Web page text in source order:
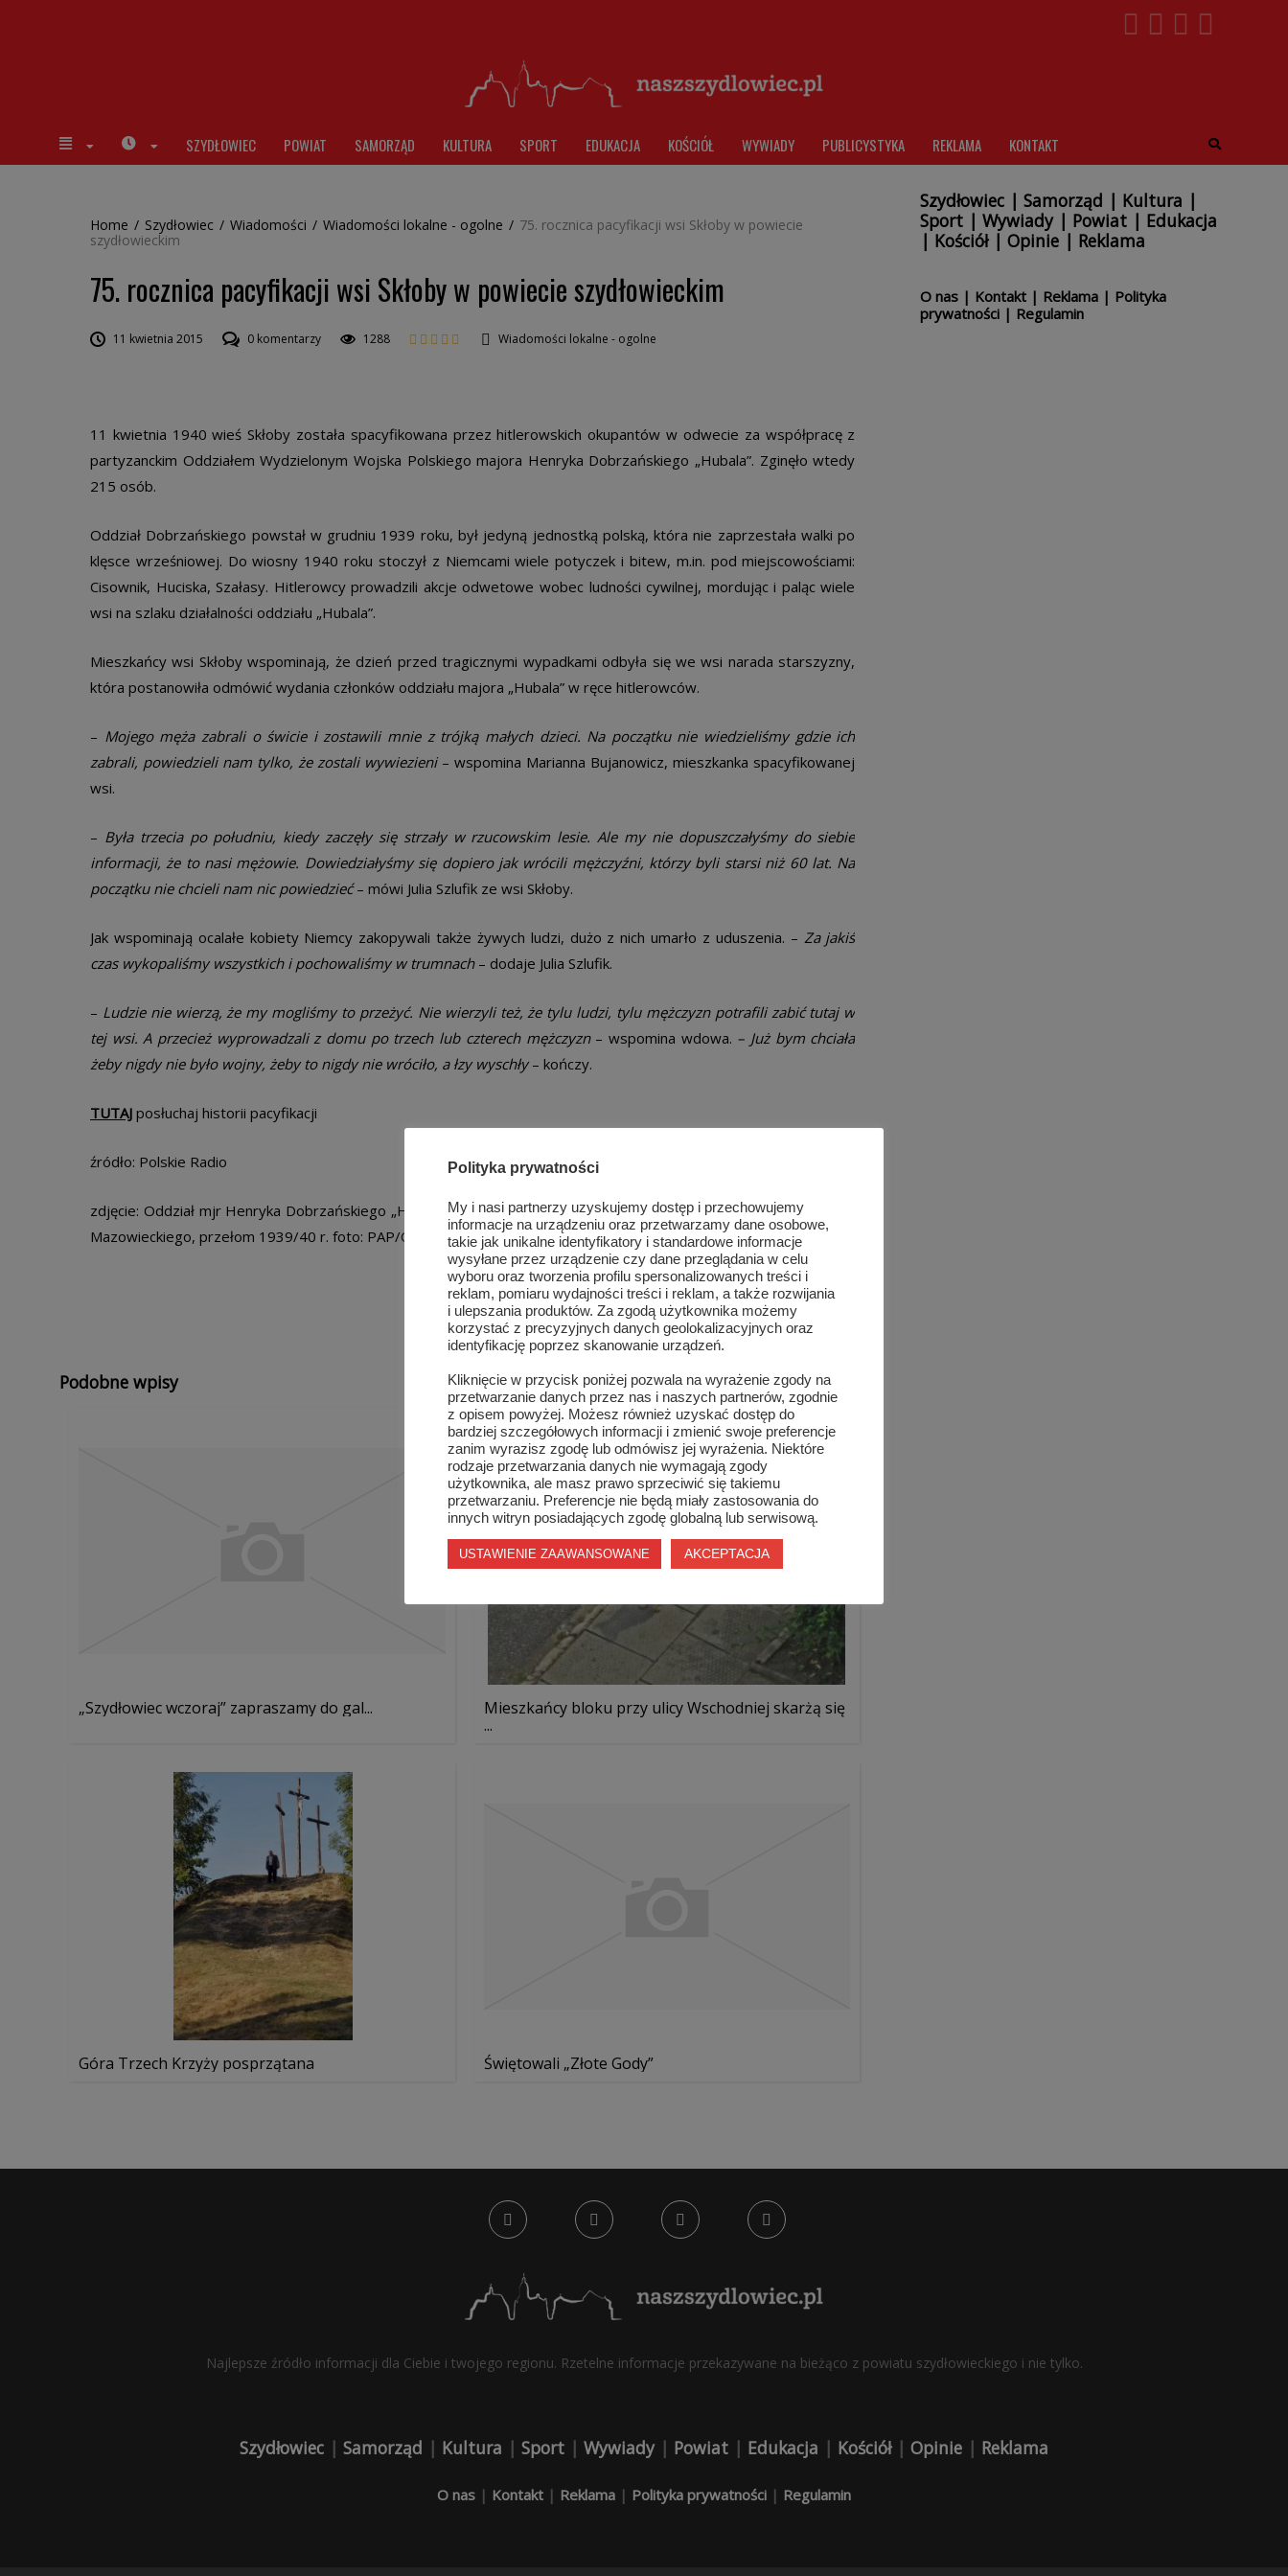
SZYDŁOWIEC POWIAT SAMORZĄD KULTURA SPORT EDUKACJA KOŚCIÓŁ WYWIADY PUBLICYSTYKA REKLAMA KONTAKT
Home / Szydłowiec / Wiadomości / Wiadomości lokalne - ogolne / 75. rocznica pacyfikacji wsi Skłoby w powiecie
szydłowieckim
75. rocznica pacyfikacji wsi Skłoby w powiecie szydłowieckim
11 kwietnia 2015 0 komentarzy 1288 Wiadomości lokalne - ogolne
11 kwietnia 1940 wieś Skłoby została spacyfikowana przez hitlerowskich okupantów w odwecie za współpracę z
partyzanckim Oddziałem Wydzielonym Wojska Polskiego majora Henryka Dobrzańskiego „Hubala”. Zginęło wtedy
215 osób.
Oddział Dobrzańskiego powstał w grudniu 1939 roku, był jedyną jednostką polską, która nie zaprzestała walki po
klęsce wrześniowej. Do wiosny 1940 roku stoczył z Niemcami wiele potyczek i bitew, m.in. pod miejscowościami:
Cisownik, Huciska, Szałasy. Hitlerowcy prowadzili akcje odwetowe wobec ludności cywilnej, mordując i paląc wiele
wsi na szlaku działalności oddziału „Hubala”.
Mieszkańcy wsi Skłoby wspominają, że dzień przed tragicznymi wypadkami odbyła się we wsi narada starszyzny,
która postanowiła odmówić wydania członków oddziału majora „Hubala” w ręce hitlerowców.
– Mojego męża zabrali o świcie i zostawili mnie z trójką małych dzieci. Na początku nie wiedzieliśmy gdzie ich
zabrali, powiedzieli nam tylko, że zostali wywiezieni– wspomina Marianna Bujanowicz, mieszkanka spacyfikowanej
wsi.
– Była trzecia po południu, kiedy zaczęły się strzały w rzucowskim lesie. Ale my nie dopuszczałyśmy do siebie
informacji, że to nasi mężowie. Dowiedziałyśmy się dopiero jak wrócili mężczyźni, którzy byli starsi niż 60 lat. Na
początku nie chcieli nam nic powiedzieć– mówi Julia Szlufik ze wsi Skłoby.
Jak wspominają ocalałe kobiety Niemcy zakopywali także żywych ludzi, dużo z nich umarło z uduszenia. – Za jakiś
czas wykopaliśmy wszystkich i pochowaliśmy w trumnach– dodaje Julia Szlufik.
– Ludzie nie wierzą, że my mogliśmy to przeżyć. Nie wierzyli też, że tylu ludzi, tylu mężczyzn potrafili zabić tutaj w
tej wsi. A przecież wyprowadzali z domu po trzech lub czterech mężczyzn– wspomina wdowa. – Już bym chciała
żeby nigdy nie było wojny, żeby to nigdy nie wróciło, a łzy wyschły– kończy.
TUTAJ posłuchaj historii pacyfikacji
źródło: Polskie Radio
zdjęcie: Oddział mjr Henryka Dobrzańskiego „Hubala” (w środku w białym szaliku mjr „Hubal”). Okolice Tomaszowa
Mazowieckiego, przełom 1939/40 r. foto: PAP/CAF
Podobne wpisy
„Szydłowiec wczoraj” zapraszamy do gal...
Mieszkańcy bloku przy ulicy Wschodniej skarżą się
...
Góra Trzech Krzyży posprzątana Świętowali „Złote Gody”
Szydłowiec| Samorząd | Kultura |
Sport| Wywiady| Powiat| Edukacja
| Kościół| Opinie| Reklama
O nas| Kontakt| Reklama| Polityka
prywatności| Regulamin
Najlepsze źródło informacji dla Ciebie i twojego regionu. Rzetelne informacje przekazywane na bieżąco z powiatu szydłowieckiego i nie tylko.
Szydłowiec | Samorząd | Kultura | Sport | Wywiady| Powiat | Edukacja | Kościół| Opinie | Reklama
O nas | Kontakt | Reklama | Polityka prywatności | Regulamin
Polityka prywatności
My i nasi partnerzy uzyskujemy dostęp i przechowujemy
informacje na urządzeniu oraz przetwarzamy dane osobowe,
takie jak unikalne identyfikatory i standardowe informacje
wysyłane przez urządzenie czy dane przeglądania w celu
wyboru oraz tworzenia profilu spersonalizowanych treści i
reklam, pomiaru wydajności treści i reklam, a także rozwijania
i ulepszania produktów. Za zgodą użytkownika możemy
korzystać z precyzyjnych danych geolokalizacyjnych oraz
identyfikację poprzez skanowanie urządzeń.
Kliknięcie w przycisk poniżej pozwala na wyrażenie zgody na
przetwarzanie danych przez nas i naszych partnerów, zgodnie
z opisem powyżej. Możesz również uzyskać dostęp do
bardziej szczegółowych informacji i zmienić swoje preferencje
zanim wyrazisz zgodę lub odmówisz jej wyrażenia. Niektóre
rodzaje przetwarzania danych nie wymagają zgody
użytkownika, ale masz prawo sprzeciwić się takiemu
przetwarzaniu. Preferencje nie będą miały zastosowania do
innych witryn posiadających zgodę globalną lub serwisową.
USTAWIENIE ZAAWANSOWANE AKCEPTACJA